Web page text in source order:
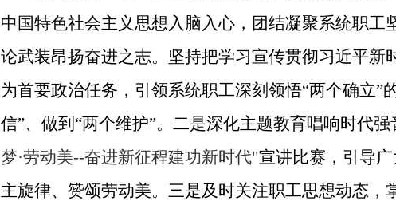
中国特色社会主义思想入脑入心，团结凝聚系统职
论武装昂扬奋进之志。坚持把学习宣传贯彻习近平
为首要政治任务，引领系统职工深刻领悟“两个确立”
信”、做到“两个维护”。二是深化主题教育唱响时代强
梦·劳动美--奋进新征程建功新时代"宣讲比赛，引导
主旋律、赞颂劳动美。三是及时关注职工思想动态